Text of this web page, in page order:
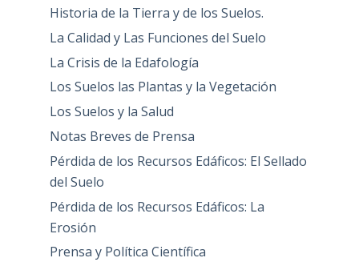
Historia de la Tierra y de los Suelos.
La Calidad y Las Funciones del Suelo
La Crisis de la Edafología
Los Suelos las Plantas y la Vegetación
Los Suelos y la Salud
Notas Breves de Prensa
Pérdida de los Recursos Edáficos: El Sellado
del Suelo
Pérdida de los Recursos Edáficos: La
Erosión
Prensa y Política Científica